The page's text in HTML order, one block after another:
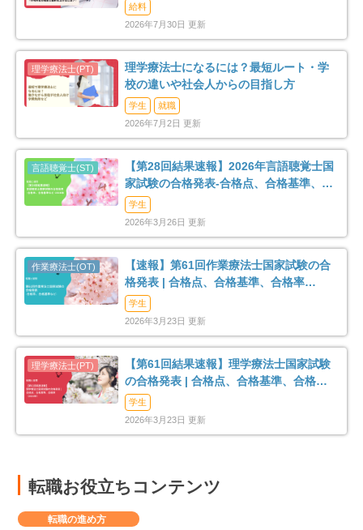
給料
2026年7月30日 更新
理学療法士になるには？最短ルート・学
校の違いや社会人からの目指し方
学生
就職
2026年7月2日 更新
【第28回結果速報】2026年言語聴覚士国
家試験の合格発表-合格点、合格基準、合
格率など-
学生
2026年3月26日 更新
【速報】第61回作業療法士国家試験の合
格発表 | 合格点、合格基準、合格率
（2026年）
学生
2026年3月23日 更新
【第61回結果速報】理学療法士国家試験
の合格発表 | 合格点、合格基準、合格率
（2026年）
学生
2026年3月23日 更新
転職お役立ちコンテンツ
転職の進め方